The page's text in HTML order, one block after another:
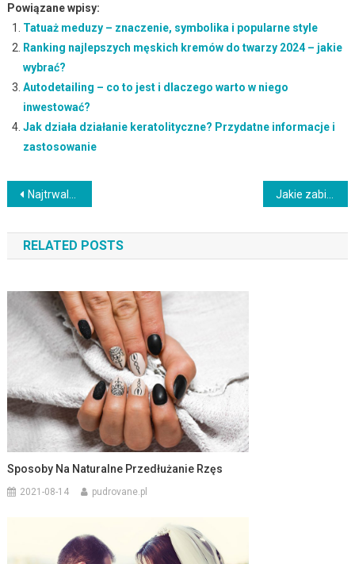
Powiązane wpisy:
Tatuaż meduzy – znaczenie, symbolika i popularne style
Ranking najlepszych męskich kremów do twarzy 2024 – jakie
wybrać?
Autodetailing – co to jest i dlaczego warto w niego
inwestować?
Jak działa działanie keratolityczne? Przydatne informacje i
zastosowanie
Nawigacja
wpisu
Najtrwalszy lakier do paznokci – co musisz wiedzieć?
RELATED POSTS
Sposoby Na Naturalne Przedłużanie Rzęs
2021-08-14 pudrovane.pl